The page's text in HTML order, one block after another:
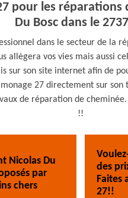
pour les
Du Bosc dans le
dans le secteur de la
allègera vos vies mais aussi
sur son site internet afin de
27 directement sur
de réparation de
!!
Nicolas Du
par
chers
des
Faites
27!!